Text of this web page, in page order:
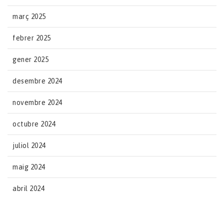
març 2025
febrer 2025
gener 2025
desembre 2024
novembre 2024
octubre 2024
juliol 2024
maig 2024
abril 2024